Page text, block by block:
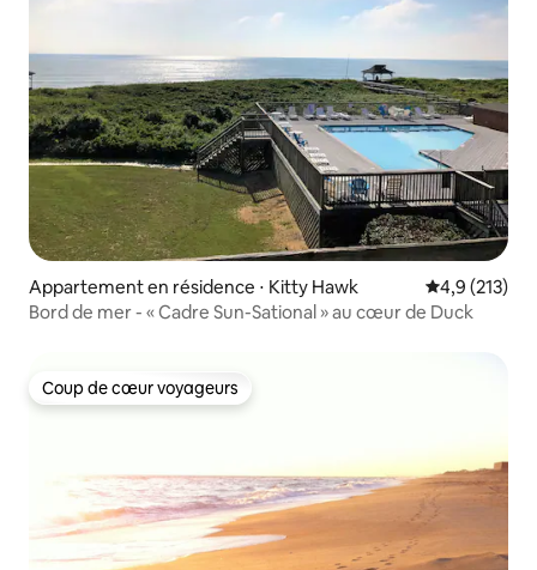
Appartement en résidence ⋅ Kitty Hawk Évaluation
4,9 (213)
Bord de mer - « Cadre Sun-Sational » au cœur de Duck
Coup de cœur voyageurs
Coup de cœur voyageurs